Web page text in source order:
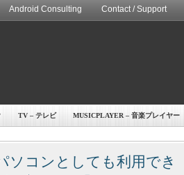
Android Consulting Contact / Support
TV – テレビ MUSICPLAYER – 音楽プレイヤー
ソコンとしても利用でき